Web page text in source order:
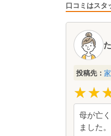
口コミはスタ
投稿先：
母が亡
ました